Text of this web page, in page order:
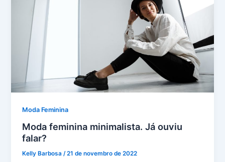
Moda Feminina
Moda feminina minimalista. Já ouviu
falar?
Kelly Barbosa/21 de novembro de 2022